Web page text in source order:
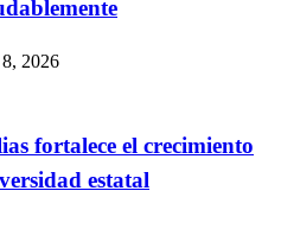
2026
fortalece el crecimiento
estatal